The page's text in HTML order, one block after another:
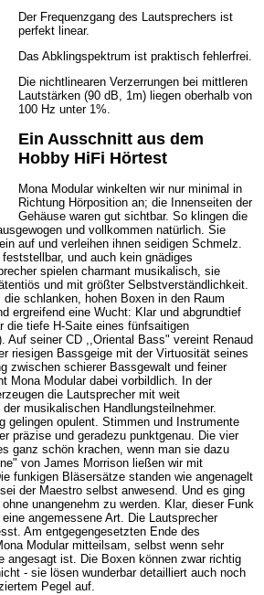
Der Frequenzgang des Lautsprechers ist
perfekt linear.
Das Abklingspektrum ist praktisch fehlerfrei.
Die nichtlinearen Verzerrungen bei mittleren
Lautstärken (90 dB, 1m) liegen oberhalb von
100 Hz unter 1%.
Ein Ausschnitt aus dem
Hobby HiFi Hörtest
Mona Modular winkelten wir nur minimal in
Richtung Hörposition an; die Innenseiten der
Gehäuse waren gut sichtbar. So klingen die
und vollkommen natürlich. Sie
auf und verleihen ihnen seidigen Schmelz.
und auch kein gnädiges
spielen charmant musikalisch, sie
und mit größter Selbstverständlichkeit.
schlanken, hohen Boxen in den Raum
ergreifend eine Wucht: Klar und abgrundtief
die tiefe H-Saite eines fünfsaitigen
Auf seiner CD ,,Oriental Bass" vereint Renaud
riesigen Bassgeige mit der Virtuosität seines
zwischen schierer Bassgewalt und feiner
Mona Modular dabei vorbildlich. In der
die Lautsprecher mit weit
musikalischen Handlungsteilnehmer.
gelingen opulent. Stimmen und Instrumente
präzise und geradezu punktgenau. Die vier
ganz schön krachen, wenn man sie dazu
von James Morrison ließen wir mit
funkigen Bläsersätze standen wie angenagelt
der Maestro selbst anwesend. Und es ging
unangenehm zu werden. Klar, dieser Funk
angemessene Art. Die Lautsprecher
Am entgegengesetzten Ende des
Modular mitteilsam, selbst wenn sehr
angesagt ist. Die Boxen können zwar richtig
- sie lösen wunderbar detailliert auch noch
Pegel auf.